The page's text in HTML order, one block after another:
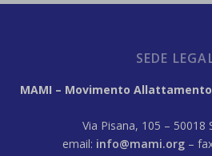
SEDE
MAMI – Movimento
Via Pisana, 105 – 50018
email: info@mami.org –